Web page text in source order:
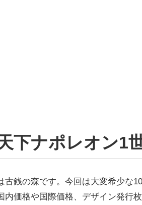
下ナポレオン1
古銭の森です。今回は大変希少な
内価格や国際価格、デザイン発行